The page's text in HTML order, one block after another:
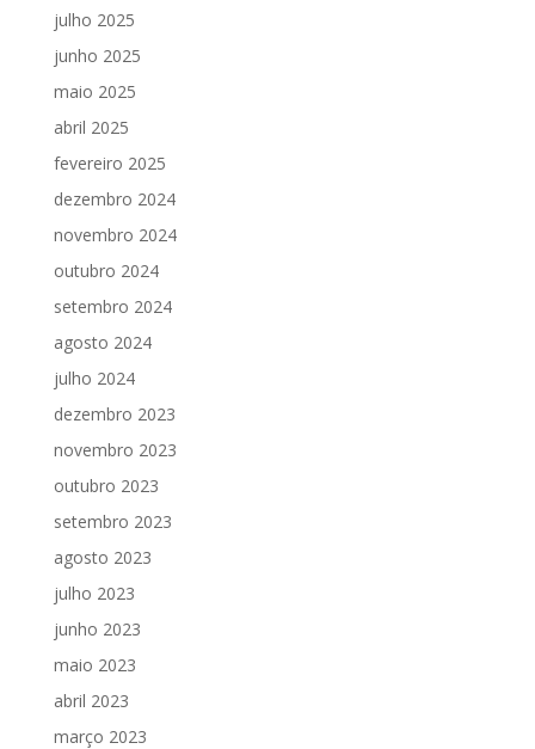
julho 2025
junho 2025
maio 2025
abril 2025
fevereiro 2025
dezembro 2024
novembro 2024
outubro 2024
setembro 2024
agosto 2024
julho 2024
dezembro 2023
novembro 2023
outubro 2023
setembro 2023
agosto 2023
julho 2023
junho 2023
maio 2023
abril 2023
março 2023